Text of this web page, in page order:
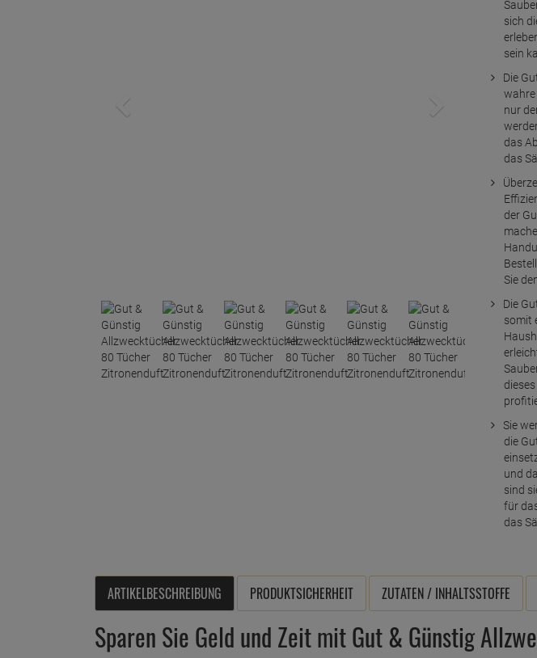
sich
sein
Die
wahre
nur
das
das
der
Sie
Die
somit
Sie
die
und
sind
für
das
ARTIKELBESCHREIBUNG PRODUKTSICHERHEIT ZUTATEN / INHALTSSTOFFE
Sparen Sie Geld und Zeit mit Gut & Günstig